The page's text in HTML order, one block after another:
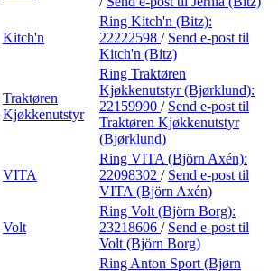
Kitch'n
Ring Kitch'n (Bitz):
22222598 / Send e-post til
Kitch'n (Bitz)
Traktøren
Kjøkkenutstyr
Ring Traktøren
Kjøkkenutstyr (Bjørklund):
22159990 / Send e-post til
Traktøren Kjøkkenutstyr
(Bjørklund)
VITA
Ring VITA (Björn Axén):
22098302 / Send e-post til
VITA (Björn Axén)
Volt
Ring Volt (Björn Borg):
23218606 / Send e-post til
Volt (Björn Borg)
Ring Anton Sport (Bjørn